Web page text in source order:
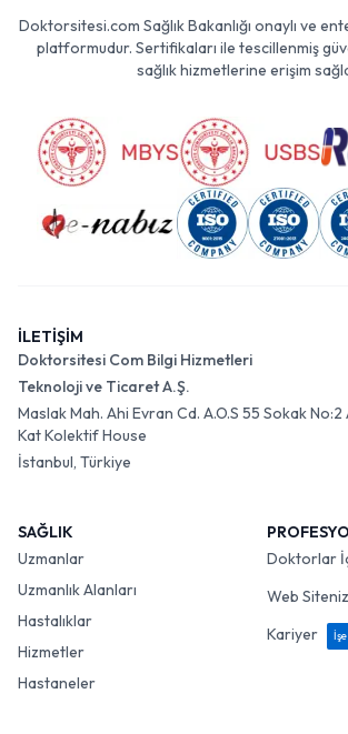
Doktorsitesi.com Sağlık Bakanlığı onaylı ve
platformudur. Sertifikaları ile tescillenmiş
sağlık hizmetlerine erişim
İLETİŞİM
Doktorsitesi Com Bilgi Hizmetleri
Teknoloji ve Ticaret A.Ş.
Maslak Mah. Ahi Evran Cd. A.O.S 55 Sokak
Kat Kolektif House
İstanbul, Türkiye
SAĞLIK
Uzmanlar
Uzmanlık Alanları
Hastalıklar
Hizmetler
Hastaneler
Doktorlar
Web
Kariyer